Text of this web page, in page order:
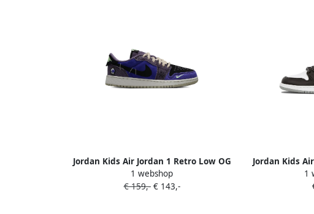
Jordan Kids Air Jordan 1 Retro Low OG
'Zion Williamson Voodoo' sneakers
Paars
1 webshop
€ 159,-€ 143,-
Jordan Kids
1